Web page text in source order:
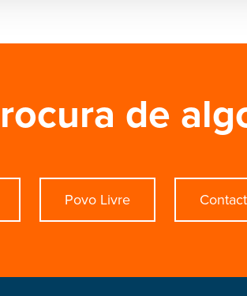
de
Povo Livre